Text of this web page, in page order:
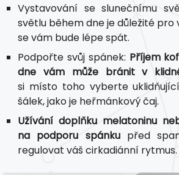
Vystavování se slunečnímu
světlu během dne je důležité pro
se vám bude lépe spát.
Podpořte svůj spánek: Příjem
dne vám může bránit v
si místo toho vyberte
šálek, jako je heřmánkový čaj.
Užívání doplňku melatoninu
na podporu spánkupřed
regulovat váš cirkadiánní rytmus.